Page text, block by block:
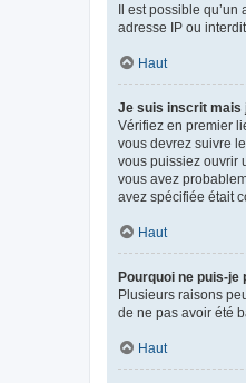
Il est possible
adresse IP ou
Haut
Je suis inscrit mais
Vérifiez en premier
vous devrez suivre
vous puissiez ouvrir
vous avez
avez spécifiée était
Haut
Pourquoi ne puis-je
Plusieurs raisons
de ne pas avoir été
Haut